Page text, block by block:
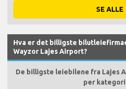
SE ALLE
Hva er det billigste
Wayzor Lajes Airport?
De billigste leiebilene fra Lajes
per kategori